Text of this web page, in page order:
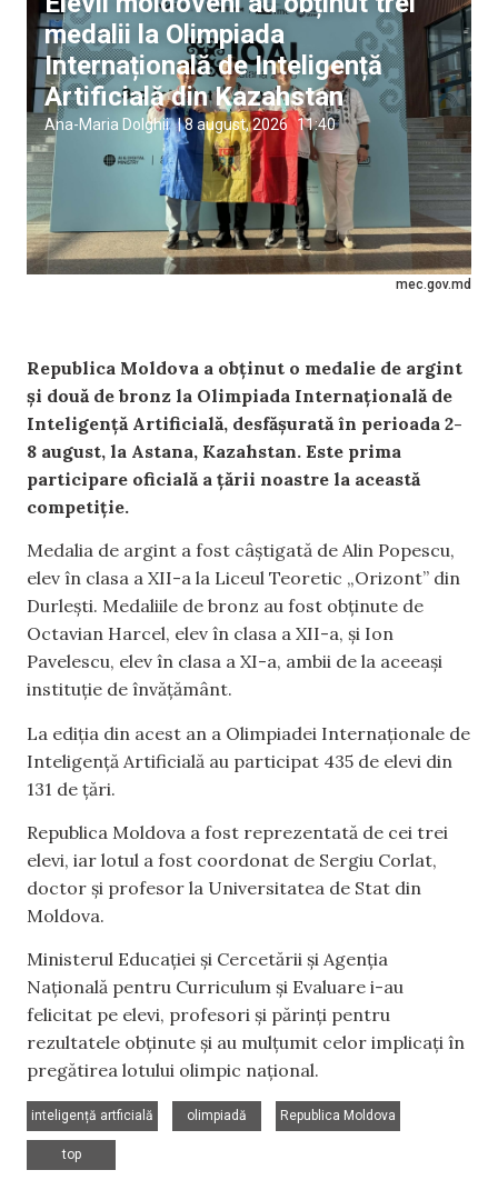
mec.gov.md
medalii la Olimpiada
Internațională de Inteligență
Artificială din Kazahstan
Ana-Maria Dolghii |8 august, 2026 11:40
Republica Moldova a obținut o medalie de argint
și două de bronz la Olimpiada Internațională de
Inteligență Artificială, desfășurată în perioada 2-
8 august, la Astana, Kazahstan. Este prima
participare oficială a țării noastre la această
competiție.
Medalia de argint a fost câștigată de Alin Popescu,
elev în clasa a XII-a la Liceul Teoretic „Orizont” din
Durlești. Medaliile de bronz au fost obținute de
Octavian Harcel, elev în clasa a XII-a, și Ion
Pavelescu, elev în clasa a XI-a, ambii de la aceeași
instituție de învățământ.
La ediția din acest an a Olimpiadei Internaționale de
Inteligență Artificială au participat 435 de elevi din
131 de țări.
Republica Moldova a fost reprezentată de cei trei
elevi, iar lotul a fost coordonat de Sergiu Corlat,
doctor și profesor la Universitatea de Stat din
Moldova.
Ministerul Educației și Cercetării și Agenția
Națională pentru Curriculum și Evaluare i-au
felicitat pe elevi, profesori și părinți pentru
rezultatele obținute și au mulțumit celor implicați în
pregătirea lotului olimpic național.
inteligență artficială
olimpiadă
Republica Moldova
top